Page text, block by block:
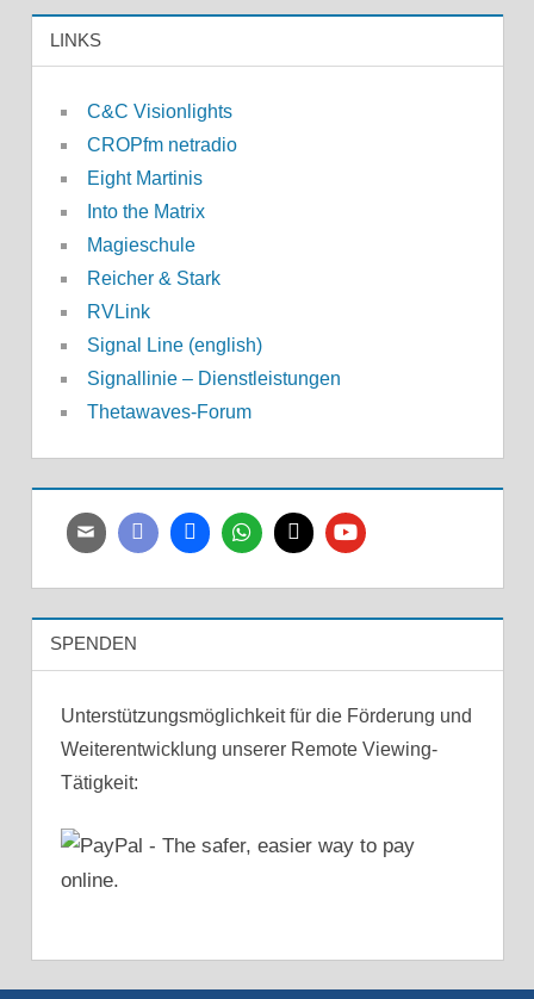
LINKS
C&C Visionlights
CROPfm netradio
Eight Martinis
Into the Matrix
Magieschule
Reicher & Stark
RVLink
Signal Line (english)
Signallinie – Dienstleistungen
Thetawaves-Forum
SPENDEN
Unterstützungsmöglichkeit für die Förderung und
Weiterentwicklung unserer Remote Viewing-
Tätigkeit: